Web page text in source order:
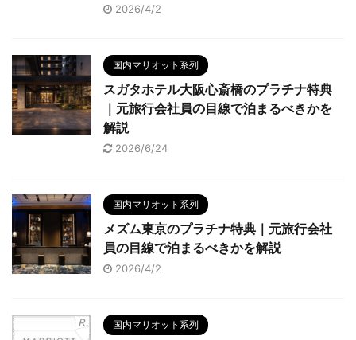
2026/4/2
国内マリオット系列
スガタホテル大阪心斎橋のプラチナ特典
｜元旅行会社員の目線で泊まるべきかを
解説
2026/6/24
国内マリオット系列
メズム東京のプラチナ特典｜元旅行会社
員の目線で泊まるべきかを解説
2026/4/2
国内マリオット系列